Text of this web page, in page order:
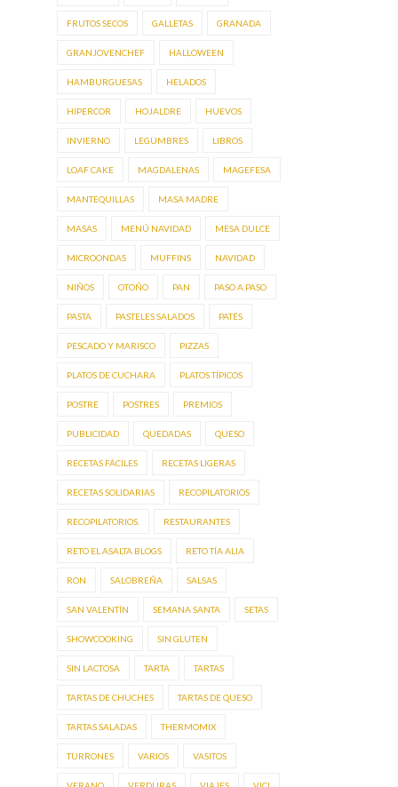
FRUTOS SECOS GALLETAS GRANADA
GRANJOVENCHEF HALLOWEEN
HAMBURGUESAS HELADOS
HIPERCOR HOJALDRE HUEVOS
INVIERNO LEGUMBRES LIBROS
LOAF CAKE MAGDALENAS MAGEFESA
MANTEQUILLAS MASA MADRE
MASAS MENÚ NAVIDAD MESA DULCE
MICROONDAS MUFFINS NAVIDAD
NIÑOS OTOÑO PAN PASO A PASO
PASTA PASTELES SALADOS PATÉS
PESCADO Y MARISCO PIZZAS
PLATOS DE CUCHARA PLATOS TÍPICOS
POSTRE POSTRES PREMIOS
PUBLICIDAD QUEDADAS QUESO
RECETAS FÁCILES RECETAS LIGERAS
RECETAS SOLIDARIAS RECOPILATORIOS
RECOPILATORIOS. RESTAURANTES
RETO EL ASALTA BLOGS RETO TÍA ALIA
RON SALOBREÑA SALSAS
SAN VALENTÍN SEMANA SANTA SETAS
SHOWCOOKING SIN GLUTEN
SIN LACTOSA TARTA TARTAS
TARTAS DE CHUCHES TARTAS DE QUESO
TARTAS SALADAS THERMOMIX
TURRONES VARIOS VASITOS
VERANO VERDURAS VIAJES VICI